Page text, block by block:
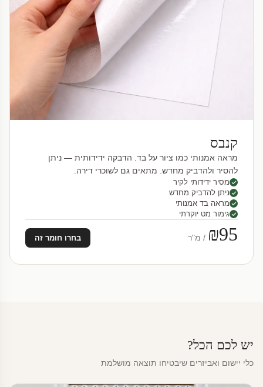
קנבס
מראה אמנותי כמו ציור על בד. הדבקה ידידותית — ניתן
להסיר ולהדביק מחדש. מתאים גם לשוכרי דירה.
מסיר ידידותי לקיר
ניתן להדביק מחדש
מראה בד אמנותי
גימור מט יוקרתי
₪95 / מ"ר בחרו חומר זה
יש לכם הכל?
כלי יישום ואביזרים שיבטיחו תוצאה מושלמת